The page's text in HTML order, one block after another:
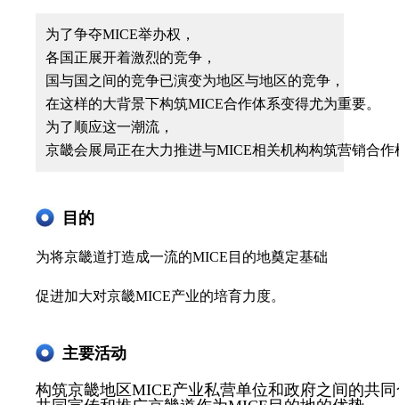
为了争夺MICE举办权，
各国正展开着激烈的竞争，
国与国之间的竞争已演变为地区与地区的竞争，
在这样的大背景下构筑MICE合作体系变得尤为重要。
为了顺应这一潮流，
京畿会展局正在大力推进与MICE相关机构构筑营销合作
目的
为将京畿道打造成一流的MICE目的地奠定基础
促进加大对京畿MICE产业的培育力度。
主要活动
构筑京畿地区MICE产业私营单位和政府之间的共